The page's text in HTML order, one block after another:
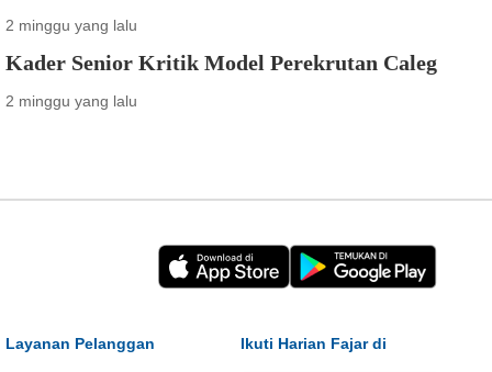
2 minggu yang lalu
Kader Senior Kritik Model Perekrutan Caleg
2 minggu yang lalu
Layanan Pelanggan Ikuti Harian Fajar di